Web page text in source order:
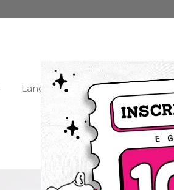
Lançamentos Categorias